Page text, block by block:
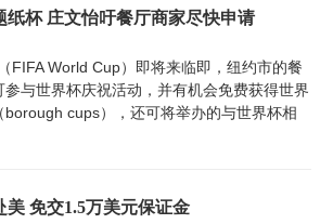
纸杯 庄文怡吁餐厅商家尽快申请
FIFA World Cup）即将来临即，纽约市的餐
参与世界杯庆祝活动，并有机会免费获得世界
borough cups），还可将举办的与世界杯相
美 免交1.5万美元保证金